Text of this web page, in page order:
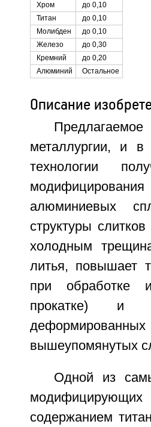
Хром
до 0,10
Титан
до 0,10
Молибден
до 0,10
Железо
до 0,30
Кремний
до 0,20
Алюминий
Остальное
Описание
металлургии, и в
технологии
алюминиевых
структуры
холодным
литья, повышает
при обработке
прокатке) и
вышеупомянутых
Одной из
модифицирующих
содержанием